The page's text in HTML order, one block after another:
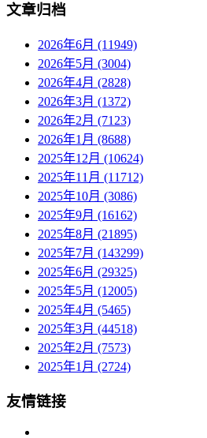
文章归档
2026年6月 (11949)
2026年5月 (3004)
2026年4月 (2828)
2026年3月 (1372)
2026年2月 (7123)
2026年1月 (8688)
2025年12月 (10624)
2025年11月 (11712)
2025年10月 (3086)
2025年9月 (16162)
2025年8月 (21895)
2025年7月 (143299)
2025年6月 (29325)
2025年5月 (12005)
2025年4月 (5465)
2025年3月 (44518)
2025年2月 (7573)
2025年1月 (2724)
友情链接